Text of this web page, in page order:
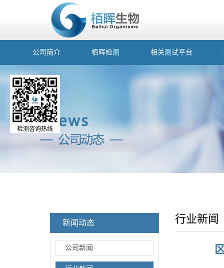
公司简介 栢晖检测 相关测试平台
新闻动态
公司新闻
行业新闻
检测咨询热线